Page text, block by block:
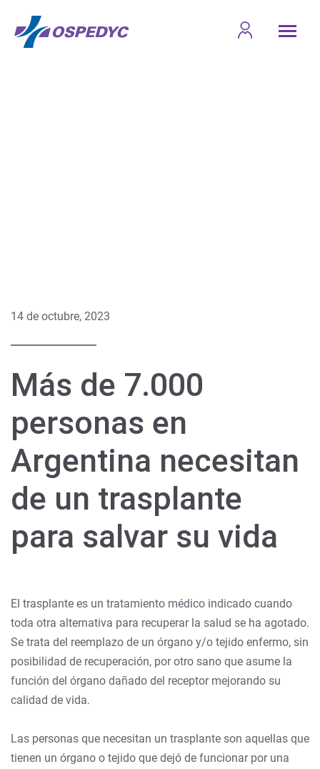
14 de octubre, 2023
Más de 7.000
personas en
Argentina necesitan
de un trasplante
para salvar su vida
El trasplante es un tratamiento médico indicado cuando
toda otra alternativa para recuperar la salud se ha agotado.
Se trata del reemplazo de un órgano y/o tejido enfermo, sin
posibilidad de recuperación, por otro sano que asume la
función del órgano dañado del receptor mejorando su
calidad de vida.
Las personas que necesitan un trasplante son aquellas que
tienen un órgano o tejido que dejó de funcionar por una